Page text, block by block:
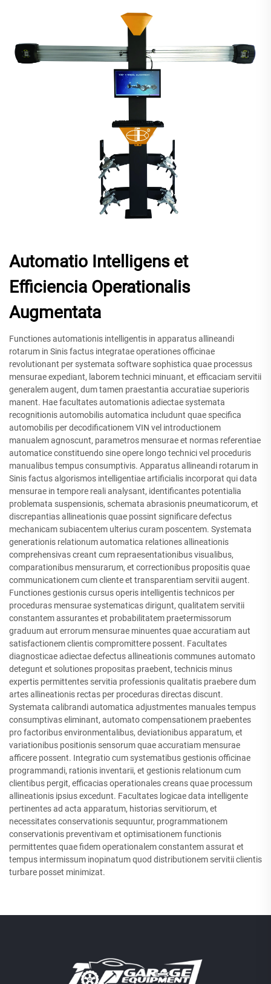
Automatio Intelligens et
Efficiencia Operationalis
Augmentata
Functiones automationis intelligentis in apparatus allineandi
rotarum in Sinis factus integratae operationes officinae
revolutionant per systemata software sophistica quae processus
mensurae expediant, laborem technici minuant, et efficaciam servitii
generalem augent, dum tamen praestantia accuratiae superioris
manent. Hae facultates automationis adiectae systemata
recognitionis automobilis automatica includunt quae specifica
automobilis per decodificationem VIN vel introductionem
manualem agnoscunt, parametros mensurae et normas referentiae
automatice constituendo sine opere longo technici vel proceduris
manualibus tempus consumptivis. Apparatus allineandi rotarum in
Sinis factus algorismos intelligentiae artificialis incorporat qui data
mensurae in tempore reali analysant, identificantes potentialia
problemata suspensionis, schemata abrasionis pneumaticorum, et
discrepantias allineationis quae possint significare defectus
mechanicam subiacentem ulterius curam poscentem. Systemata
generationis relationum automatica relationes allineationis
comprehensivas creant cum repraesentationibus visualibus,
comparationibus mensurarum, et correctionibus propositis quae
communicationem cum cliente et transparentiam servitii augent.
Functiones gestionis cursus operis intelligentis technicos per
proceduras mensurae systematicas dirigunt, qualitatem servitii
constantem assurantes et probabilitatem praetermissorum
graduum aut errorum mensurae minuentes quae accuratiam aut
satisfactionem clientis compromittere possent. Facultates
diagnosticae adiectae defectus allineationis communes automato
detegunt et solutiones propositas praebent, technicis minus
expertis permittentes servitia professionis qualitatis praebere dum
artes allineationis rectas per proceduras directas discunt.
Systemata calibrandi automatica adjustmentes manuales tempus
consumptivas eliminant, automato compensationem praebentes
pro factoribus environmentalibus, deviationibus apparatum, et
variationibus positionis sensorum quae accuratiam mensurae
afficere possent. Integratio cum systematibus gestionis officinae
programmandi, rationis inventarii, et gestionis relationum cum
clientibus pergit, efficacias operationales creans quae processum
allineationis ipsius excedunt. Facultates logicae data intelligente
pertinentes ad acta apparatum, historias servitiorum, et
necessitates conservationis sequuntur, programmationem
conservationis preventivam et optimisationem functionis
permittentes quae fidem operationalem constantem assurat et
tempus intermissum inopinatum quod distributionem servitii clientis
turbare posset minimizat.